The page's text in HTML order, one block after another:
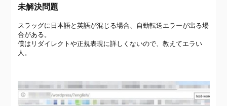
未解決問題
スラッグに日本語と英語が混じる場合、自動転送エラーが出る場
合がある。
僕はリダイレクトや正規表現に詳しくないので、教えてエラい
人。